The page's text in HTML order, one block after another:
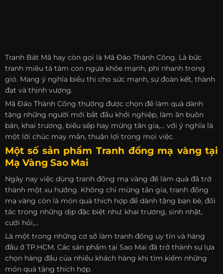
Tranh Bát Mã hay còn gọi là Mã Đáo Thành Công. Là bức
tranh miêu tả tám con ngựa khỏe mạnh, phi nhanh trong
gió. Mang ý nghĩa biểu thị cho sức mạnh, sự đoàn kết, thành
đạt và thịnh vượng.
Mã Đáo Thành Công thường được chọn để làm quà dành
tặng những người mới bắt đầu khởi nghiệp, làm ăn buôn
bán, khai trương, biếu sếp hay mừng tân gia,… với ý nghĩa là
một lời chúc may mắn, thuận lợi trong mọi việc.
Một số sản phẩm Tranh đồng mạ vàng tại
Mạ Vàng Sao Mai
Ngày nay việc dùng tranh đồng mạ vàng để làm quà đã trở
thành một xu hướng. Không chỉ mừng tân gia, tranh đồng
mạ vàng còn là món quà thích hợp để dành tặng bạn bè, đối
tác trong những dịp đặc biệt như: khai trương, sinh nhật,
cưới hỏi,…
Là một trong những cơ sở làm tranh đồng uy tín và hàng
đầu ở TP.HCM. Các sản phẩm tại Sao Mai đã trở thành sự lựa
chọn hàng đầu của nhiều khách hàng khi tìm kiếm những
món quà tặng thích hợp.